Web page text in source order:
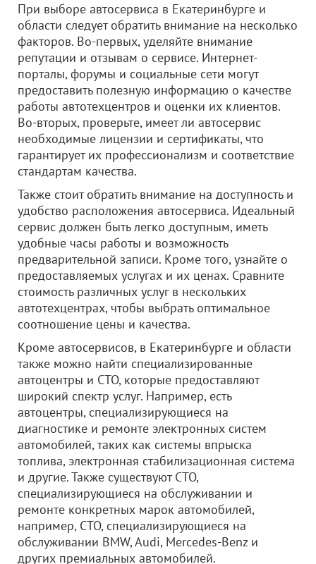
При выборе автосервиса в Екатеринбурге и
области следует обратить внимание на несколько
факторов. Во-первых, уделяйте внимание
репутации и отзывам о сервисе. Интернет-
порталы, форумы и социальные сети могут
предоставить полезную информацию о качестве
работы автотехцентров и оценки их клиентов.
Во-вторых, проверьте, имеет ли автосервис
необходимые лицензии и сертификаты, что
гарантирует их профессионализм и соответствие
стандартам качества.
Также стоит обратить внимание на доступность и
удобство расположения автосервиса. Идеальный
сервис должен быть легко доступным, иметь
удобные часы работы и возможность
предварительной записи. Кроме того, узнайте о
предоставляемых услугах и их ценах. Сравните
стоимость различных услуг в нескольких
автотехцентрах, чтобы выбрать оптимальное
соотношение цены и качества.
Кроме автосервисов, в Екатеринбурге и области
также можно найти специализированные
автоцентры и СТО, которые предоставляют
широкий спектр услуг. Например, есть
автоцентры, специализирующиеся на
диагностике и ремонте электронных систем
автомобилей, таких как системы впрыска
топлива, электронная стабилизационная система
и другие. Также существуют СТО,
специализирующиеся на обслуживании и
ремонте конкретных марок автомобилей,
например, СТО, специализирующиеся на
обслуживании BMW, Audi, Mercedes-Benz и
других премиальных автомобилей.